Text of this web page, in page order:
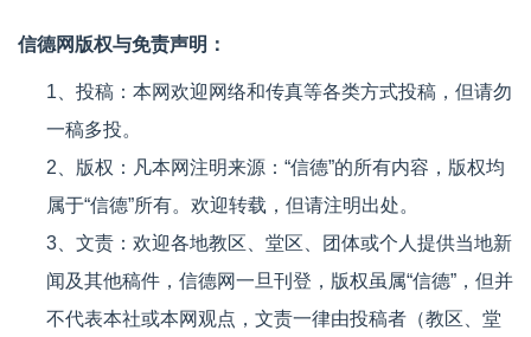
信德网版权与免责声明：
1、投稿：本网欢迎网络和传真等各类方式投稿，但请勿
一稿多投。
2、版权：凡本网注明来源：“信德”的所有内容，版权均
属于“信德”所有。欢迎转载，但请注明出处。
3、文责：欢迎各地教区、堂区、团体或个人提供当地新
闻及其他稿件，信德网一旦刊登，版权虽属“信德”，但并
不代表本社或本网观点，文责一律由投稿者（教区、堂